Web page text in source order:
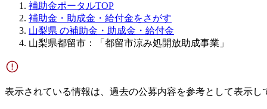
補助金ポータルTOP
補助金・助成金・給付金をさがす
山梨県 の補助金・助成金・給付金
山梨県都留市：「都留市涼み処開放助成事業」
表示されている情報は、過去の公募内容を参考として表示し